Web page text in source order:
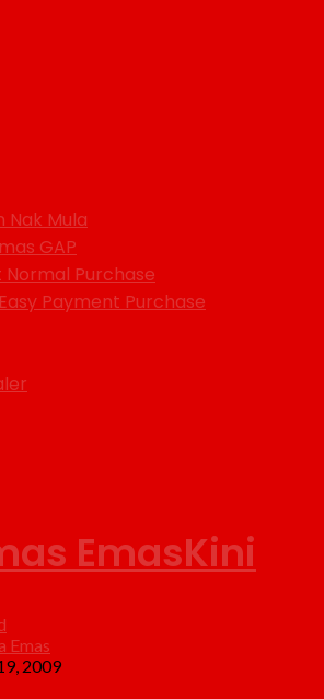
Nak Mula
GAP
Purchase
Payment Purchase
EmasKini
Emas
2009